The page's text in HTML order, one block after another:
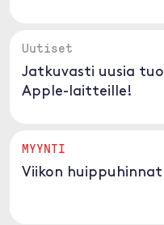
Uutiset
Jatkuvasti uusia
Apple-laitteille!
MYYNTI
Viikon